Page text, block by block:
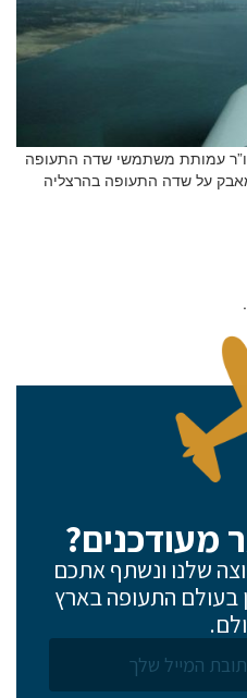
יו”ר עמותת משתמשי שדה התעופה
לסוף דצמבר 2014, המאבק על שדה התעופה בהרצליה
מעודכנים?
שלנו ונשתף אתכם
בעולם התעופה בארץ